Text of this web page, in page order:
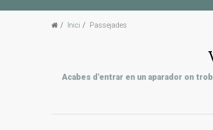
Inici Passejades
Acabes d'entrar en un aparador on